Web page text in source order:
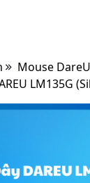
Mouse DareU
LM135G